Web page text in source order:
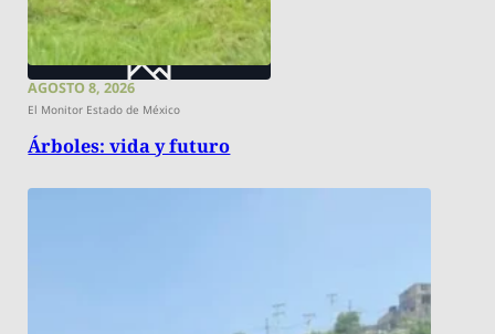
AGOSTO 8, 2026
El Monitor Estado de México
Árboles: vida y futuro